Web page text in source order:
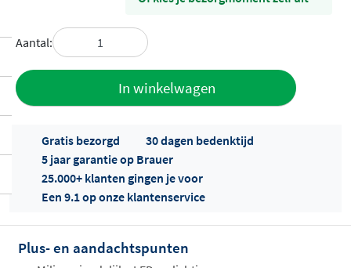
Aantal:
In winkelwagen
Offertes
Gratis bezorgd
30 dagen bedenktijd
5 jaar garantie op Brauer
25.000+ klanten gingen je voor
Een 9.1 op onze klantenservice
Plus- en aandachtspunten